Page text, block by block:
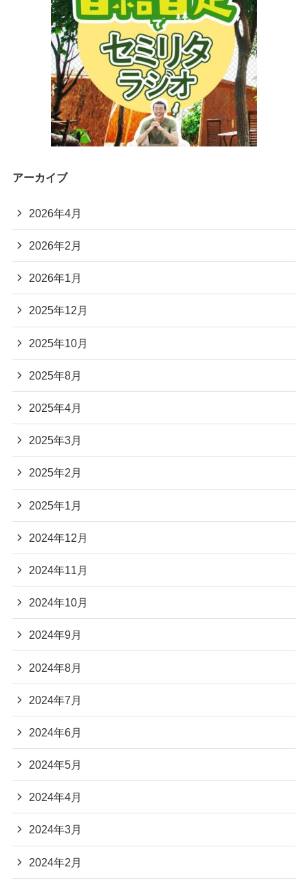
アーカイブ
2026年4月
2026年2月
2026年1月
2025年12月
2025年10月
2025年8月
2025年4月
2025年3月
2025年2月
2025年1月
2024年12月
2024年11月
2024年10月
2024年9月
2024年8月
2024年7月
2024年6月
2024年5月
2024年4月
2024年3月
2024年2月